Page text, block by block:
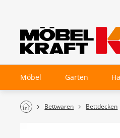
Möbel Garten
Bettwaren Bettdecken